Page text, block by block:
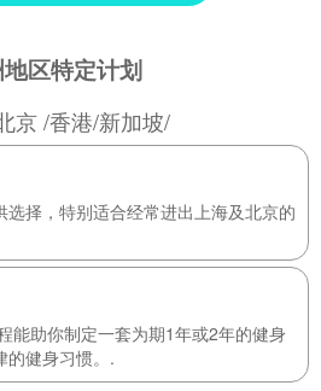
区特定计划
京 /香港/新加坡/
择，特别适合经常进出上海及北京的
能助你制定一套为期1年或2年的健身
健身习惯。 .